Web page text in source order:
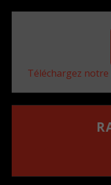
Téléchargez